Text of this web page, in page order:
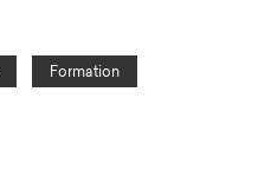
Formation